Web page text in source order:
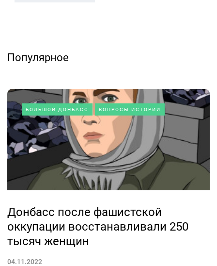
Популярное
БОЛЬШОЙ ДОНБАСС ВОПРОСЫ ИСТОРИИ
Донбасс после фашистской
оккупации восстанавливали 250
тысяч женщин
04.11.2022